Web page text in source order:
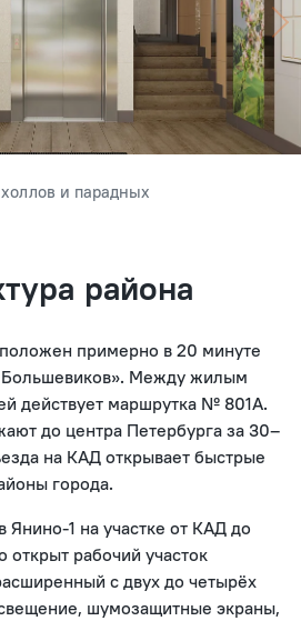
и парадных
района
примерно в 20 минуте
Большевиков». Между жилым
действует маршрутка № 801А.
до центра Петербурга за 30–
на КАД открывает быстрые
города.
Янино-1 на участке от КАД до
рабочий участок
с двух до четырёх
шумозащитные экраны,